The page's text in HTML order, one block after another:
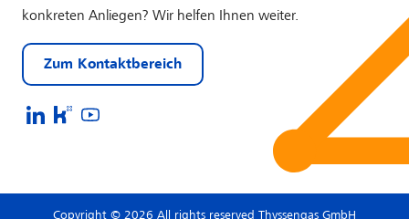
konkreten Anliegen? Wir helfen Ihnen weiter.
Zum Kontaktbereich
Copyright © 2026 All rights reserved Thyssengas GmbH